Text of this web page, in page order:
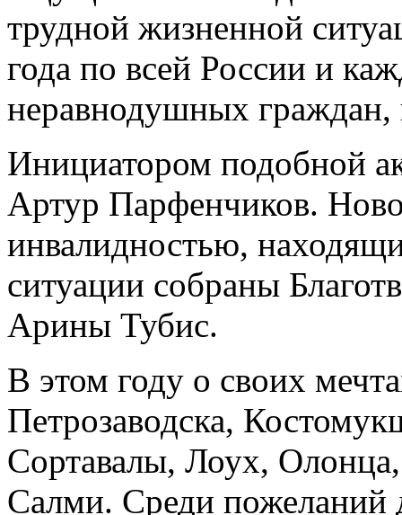
трудной жизненной
года по всей России и
неравнодушных граждан,
Инициатором подобной
Артур Парфенчиков.
инвалидностью,
ситуации собраны
Арины Тубис.
В этом году о своих
Петрозаводска,
Сортавалы, Лоух,
Салми. Среди пожеланий